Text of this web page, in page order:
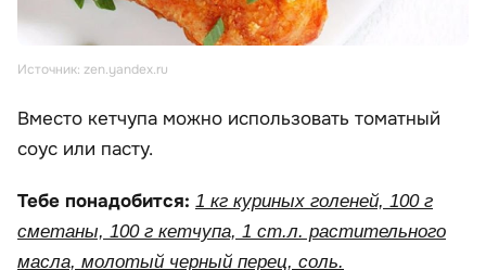
Источник: zen.yandex.ru
Вместо кетчупа можно использовать томатный
соус или пасту.
Тебе понадобится: 1 кг куриных голеней, 100 г
сметаны, 100 г кетчупа, 1 ст.л. растительного
масла, молотый черный перец, соль.